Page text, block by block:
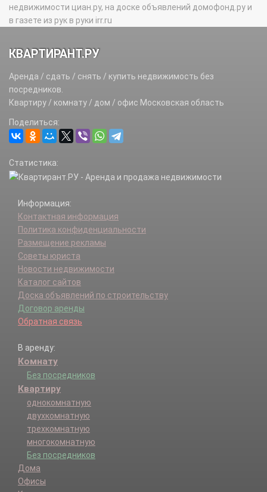
недвижимости циан.ру, на доске объявлений домофонд.ру и
в газете из рук в руки irr.ru
КВАРТИРАНТ.РУ
Аренда / сдать / снять / купить недвижимость без
посредников.
Квартиру / комнату / дом / офис Московская область
Поделиться:
Статистика:
Информация:
Контактная информация
Политика конфиденциальности
Размещение рекламы
Советы юриста
Новости недвижимости
Каталог сайтов
Доска объявлений по строительству
Договор аренды
Обратная связь
В аренду:
Комнату
Без посредников
Квартиру
однокомнатную
двухкомнатную
трехкомнатную
многокомнатную
Без посредников
Дома
Офисы